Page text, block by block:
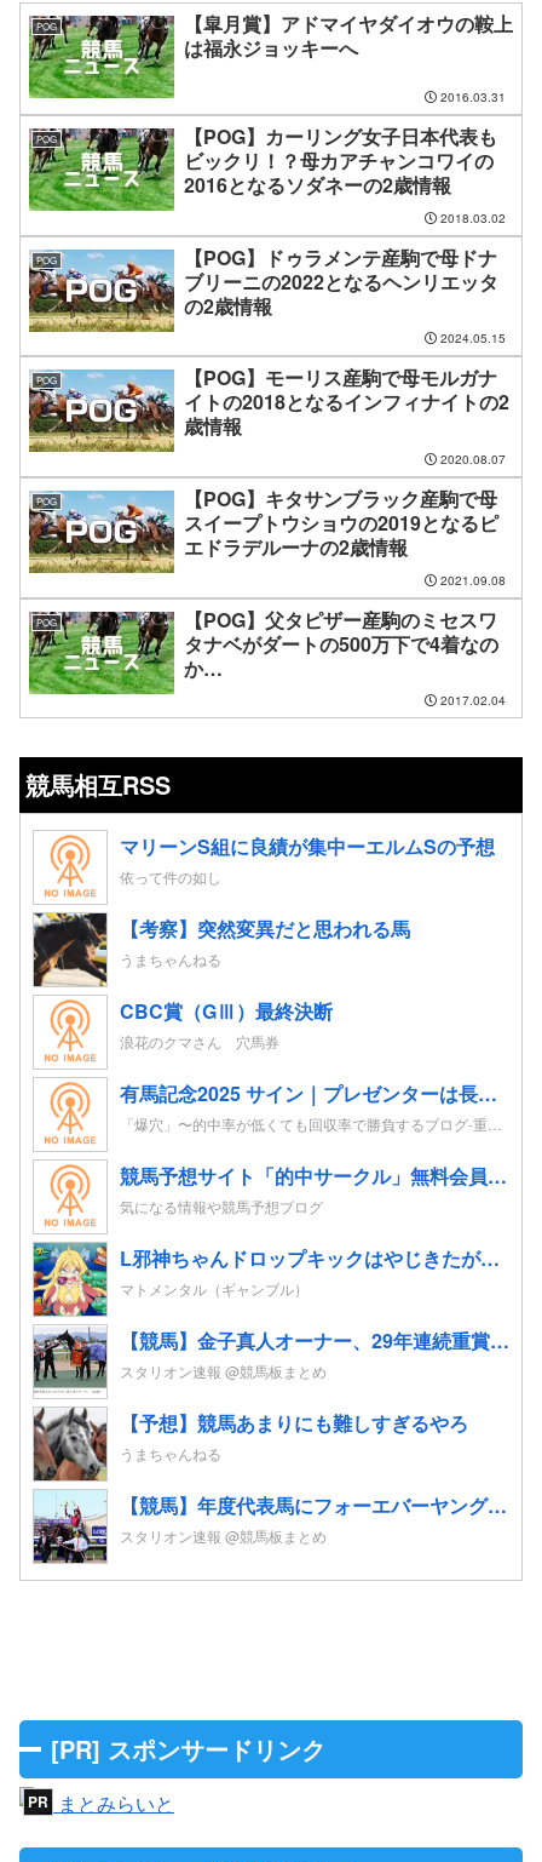
POG
【皐月賞】アドマイヤダイオウの鞍上
は福永ジョッキーへ
2016.03.31
POG
【POG】カーリング女子日本代表も
ビックリ！？母カアチャンコワイの
2016となるソダネーの2歳情報
2018.03.02
POG
【POG】ドゥラメンテ産駒で母ドナ
ブリーニの2022となるヘンリエッタ
の2歳情報
2024.05.15
POG
【POG】モーリス産駒で母モルガナ
イトの2018となるインフィナイトの2
歳情報
2020.08.07
POG
【POG】キタサンブラック産駒で母
スイープトウショウの2019となるピ
エドラデルーナの2歳情報
2021.09.08
POG
【POG】父タピザー産駒のミセスワ
タナベがダートの500万下で4着なの
か…
2017.02.04
競馬相互RSS
マリーンS組に良績が集中ーエルムSの予想
依って件の如し
【考察】突然変異だと思われる馬
うまちゃんねる
CBC賞（GⅢ）最終決断
浪花のクマさん 穴馬券
有馬記念2025 サイン｜プレゼンターは長澤まさみ。ポスターはレガレイラ。CMはドラマがテーマ？！
「爆穴」〜的中率が低くても回収率で勝負するブログ-重賞レースの追い切り考察を競馬予想へ-
競馬予想サイト「的中サークル」無料会員登録｜初心者も指数とプロ予想で週末レースを攻略
気になる情報や競馬予想ブログ
L邪神ちゃんドロップキックはやじきたが霞むレベルでパロディネタ満載。演出面白いのに台がキツいよ…
マトメンタル（ギャンブル）
【競馬】金子真人オーナー、29年連続重賞勝利！初重賞制覇から1年も途切れることなく29年… JRA重賞は122勝目 ネット「すごすぎる」
スタリオン速報 @競馬板まとめ
【予想】競馬あまりにも難しすぎるやろ
うまちゃんねる
【競馬】年度代表馬にフォーエバーヤング 得票率91%と圧倒！4歳以上牡馬、ダートと合わせて三冠
スタリオン速報 @競馬板まとめ
[PR] スポンサードリンク